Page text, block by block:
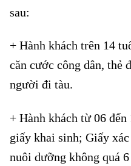
sau:
+ Hành khách trên 14
căn cước công dân, thẻ
người đi tàu.
+ Hành khách từ 06
giấy khai sinh; Giấy
nuôi dưỡng không quá